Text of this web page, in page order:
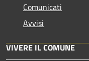
Comunicati
Avvisi
VIVERE IL COMUNE